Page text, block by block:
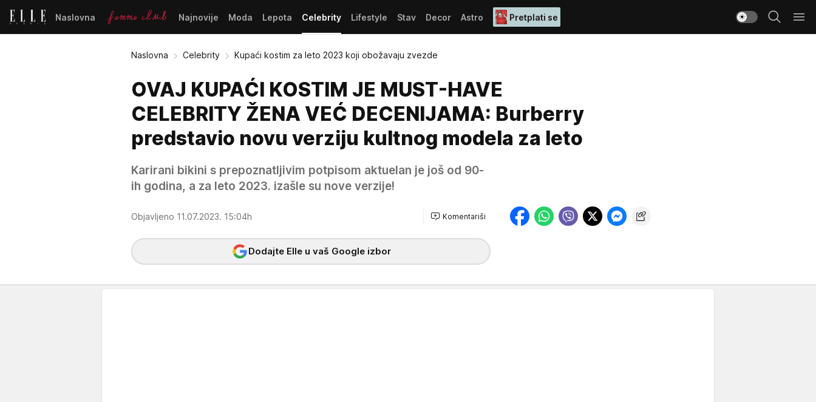
Naslovna Najnovije Moda Lepota Celebrity Lifestyle Stav Decor Astro Pretplati se
Naslovna Celebrity Kupaći kostim za leto 2023 koji obožavaju zvezde
OVAJ KUPAĆI KOSTIM JE MUST-HAVE
CELEBRITY ŽENA VEĆ DECENIJAMA: Burberry
predstavio novu verziju kultnog modela za leto
Karirani bikini s prepoznatljivim potpisom aktuelan je još od 90-
ih godina, a za leto 2023. izašle su nove verzije!
Objavljeno 11.07.2023. 15:04h Komentariši
Dodajte Elle u vaš Google izbor